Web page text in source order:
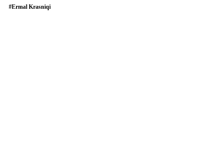
#Ermal Krasniqi